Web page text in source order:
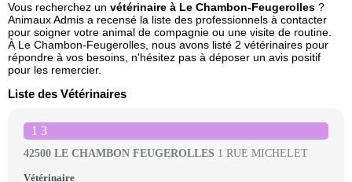
Vous recherchez un vétérinaire à Le Chambon-Feugerolles ?
Animaux Admis a recensé la liste des professionnels à contacter
pour soigner votre animal de compagnie ou une visite de routine.
À Le Chambon-Feugerolles, nous avons listé 2 vétérinaires pour
répondre à vos besoins, n'hésitez pas à déposer un avis positif
pour les remercier.
Liste des Vétérinaires
1 3
42500 LE CHAMBON FEUGEROLLES 1 RUE MICHELET
Vétérinaire